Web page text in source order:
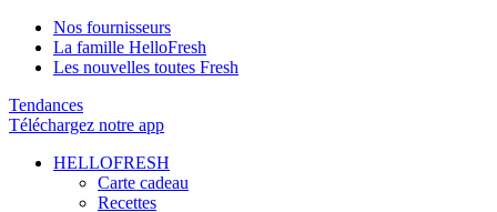
Nos fournisseurs
La famille HelloFresh
Les nouvelles toutes Fresh
Tendances
Téléchargez notre app
HELLOFRESH
Carte cadeau
Recettes